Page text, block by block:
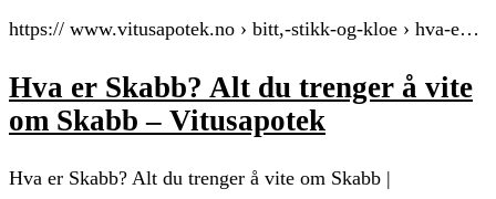
https:// www.vitusapotek.no › bitt,-stikk-og-kloe › hva-e…
Hva er Skabb? Alt du trenger å vite
om Skabb – Vitusapotek
Hva er Skabb? Alt du trenger å vite om Skabb |